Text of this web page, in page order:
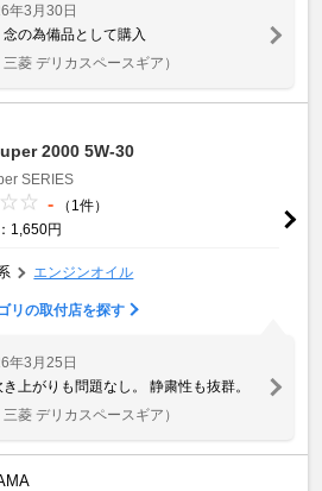
年3月30日
の為備品として購入
三菱 デリカスペースギア）
2000 5W-30
SERIES
-
（1件）
1,650円
エンジンオイル
リの取付店を探す
年3月25日
上がりも問題なし。 静粛性も抜群。
三菱 デリカスペースギア）